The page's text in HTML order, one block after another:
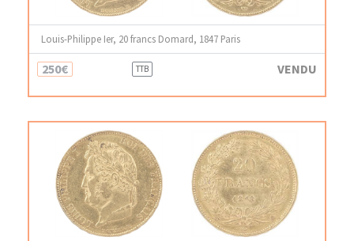
Louis-Philippe Ier, 20 francs Domard, 1847 Paris
250€ TTB VENDU